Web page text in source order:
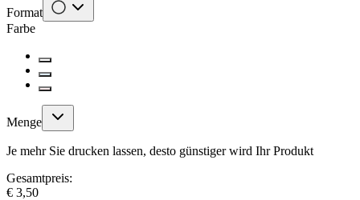
Format
Farbe
Menge
Je mehr Sie drucken lassen, desto günstiger wird Ihr Produkt
Gesamtpreis:
€ 3,50